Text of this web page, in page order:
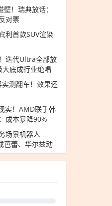
！瑞典放话：
对票
利首款SUV渲染
迭代Ultra全部放
底成行业绝唱
测翻车！效果还
实！AMD联手韩
成本暴降90%
场景机器人
芭蕾、华尔兹动